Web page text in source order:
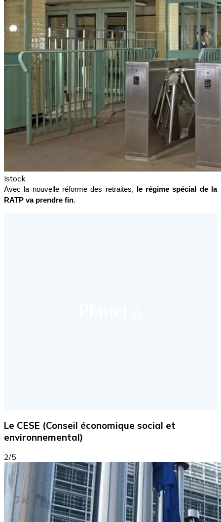
Istock
Avec la nouvelle réforme des retraites,
le régime spécial de la
RATP va prendre fin.
Le CESE (Conseil économique social et
environnemental)
2/5